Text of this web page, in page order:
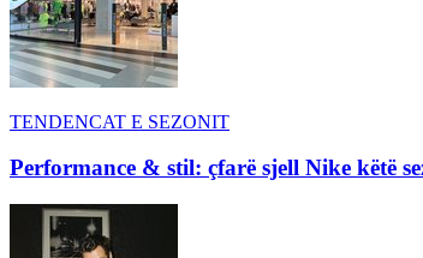
TENDENCAT E SEZONIT
Performance & stil: çfarë sjell Nike këtë